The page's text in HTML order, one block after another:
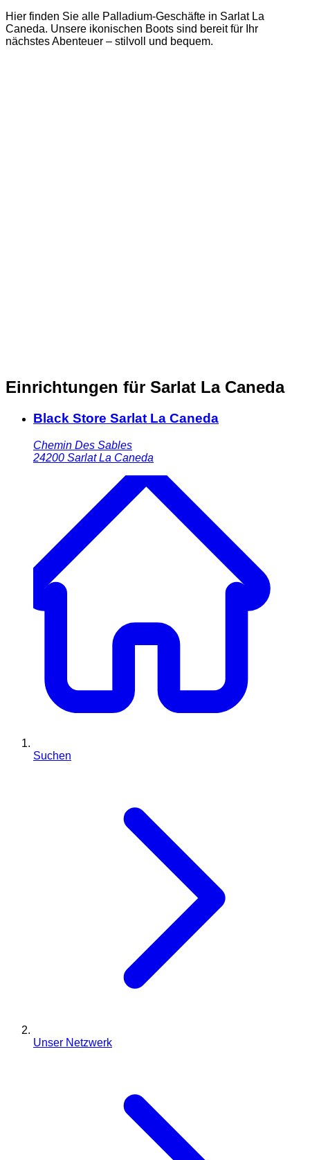
Hier finden Sie alle Palladium-Geschäfte in Sarlat La
Caneda. Unsere ikonischen Boots sind bereit für Ihr
nächstes Abenteuer – stilvoll und bequem.
Einrichtungen für Sarlat La Caneda
Black Store Sarlat La Caneda
Chemin Des Sables
24200 Sarlat La Caneda
Suchen
Unser Netzwerk